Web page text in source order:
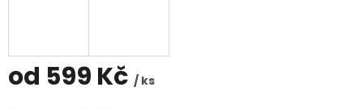
od 599 Kč / ks